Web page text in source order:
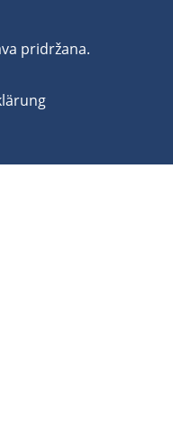
pridržana.